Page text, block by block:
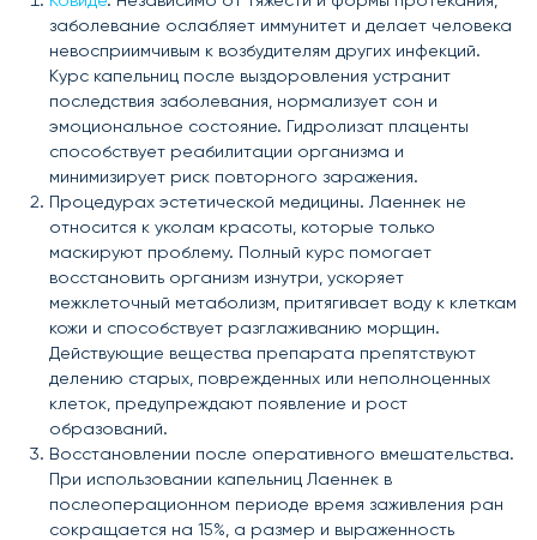
заболевание ослабляет иммунитет и делает человека
невосприимчивым к возбудителям других инфекций.
Курс капельниц после выздоровления устранит
последствия заболевания, нормализует сон и
эмоциональное состояние. Гидролизат плаценты
способствует реабилитации организма и
минимизирует риск повторного заражения.
Процедурах эстетической медицины. Лаеннек не
относится к уколам красоты, которые только
маскируют проблему. Полный курс помогает
восстановить организм изнутри, ускоряет
межклеточный метаболизм, притягивает воду к клеткам
кожи и способствует разглаживанию морщин.
Действующие вещества препарата препятствуют
делению старых, поврежденных или неполноценных
клеток, предупреждают появление и рост
образований.
Восстановлении после оперативного вмешательства.
При использовании капельниц Лаеннек в
послеоперационном периоде время заживления ран
сокращается на 15%, а размер и выраженность